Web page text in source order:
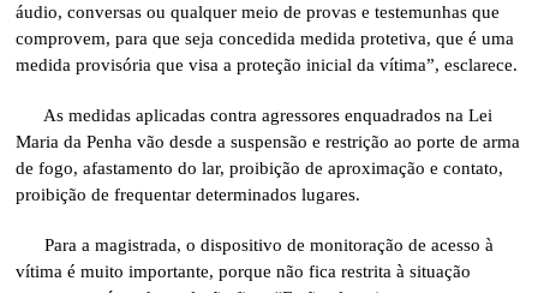
áudio, conversas ou qualquer meio de provas e testemunhas que
comprovem, para que seja concedida medida protetiva, que é uma
medida provisória que visa a proteção inicial da vítima”, esclarece.
As medidas aplicadas contra agressores enquadrados na Lei
Maria da Penha vão desde a suspensão e restrição ao porte de arma
de fogo, afastamento do lar, proibição de aproximação e contato,
proibição de frequentar determinados lugares.
Para a magistrada, o dispositivo de monitoração de acesso à
vítima é muito importante, porque não fica restrita à situação